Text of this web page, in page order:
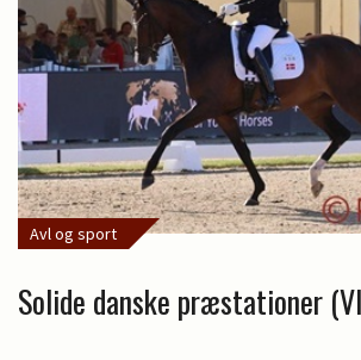
Avl og sport
Solide danske præstationer